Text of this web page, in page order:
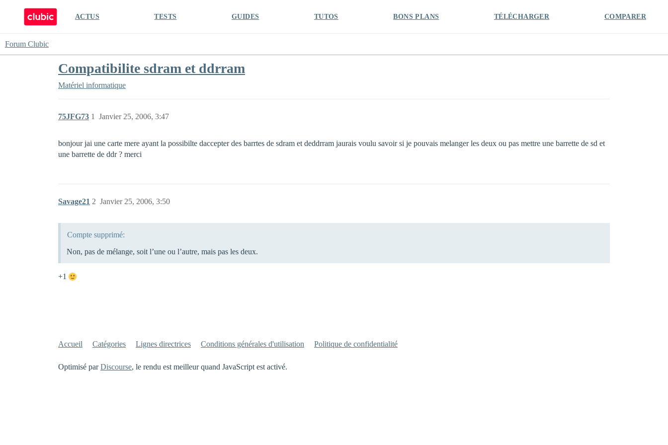
ACTUS TESTS GUIDES TUTOS BONS PLANS TÉLÉCHARGER COMPARER
Forum Clubic
Compatibilite sdram et ddrram
Matériel informatique
75JFG73 Janvier 25, 2006, 3:47
1
bonjour jai une carte mere ayant la possibilte daccepter des barrtes de sdram et deddrram jaurais voulu savoir si je pouvais melanger les deux ou pas mettre une barrette de sd et
une barrette de ddr ? merci
Savage21 Janvier 25, 2006, 3:50
2
Compte supprimé:
Non, pas de mélange, soit l’une ou l’autre, mais pas les deux.
+1
Accueil Catégories Lignes directrices Conditions générales d'utilisation Politique de confidentialité
Optimisé parDiscourse, le rendu est meilleur quand JavaScript est activé.